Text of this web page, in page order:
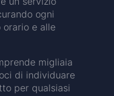
ogni
e alle
migliaia
di individuare
per qualsiasi